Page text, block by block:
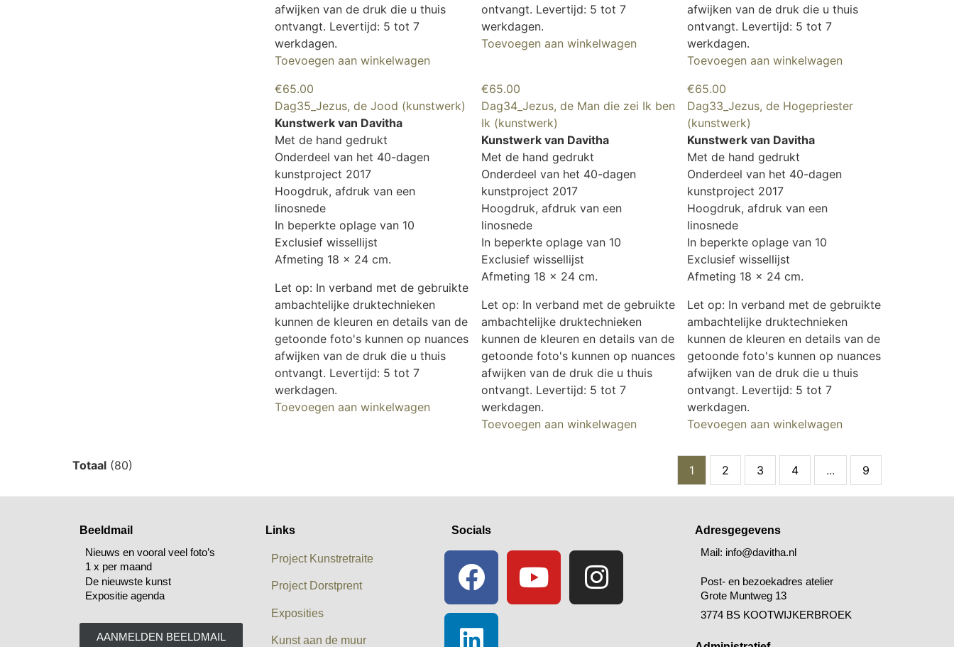
afwijken van de druk die u thuis
ontvangt. Levertijd: 5 tot 7
werkdagen.
Toevoegen aan winkelwagen
ontvangt. Levertijd: 5 tot 7
werkdagen.
Toevoegen aan winkelwagen
afwijken van de druk die u thuis
ontvangt. Levertijd: 5 tot 7
werkdagen.
Toevoegen aan winkelwagen
€65.00
Dag35_Jezus, de Jood (kunstwerk)
Kunstwerk van Davitha
Met de hand gedrukt
Onderdeel van het 40-dagen
kunstproject 2017
Hoogdruk, afdruk van een
linosnede
In beperkte oplage van 10
Exclusief wissellijst
Afmeting 18 x 24 cm.
Let op: In verband met de gebruikte
ambachtelijke druktechnieken
kunnen de kleuren en details van de
getoonde foto's kunnen op nuances
afwijken van de druk die u thuis
ontvangt. Levertijd: 5 tot 7
werkdagen.
Toevoegen aan winkelwagen
€65.00
Dag34_Jezus, de Man die zei Ik ben
Ik (kunstwerk)
Kunstwerk van Davitha
Met de hand gedrukt
Onderdeel van het 40-dagen
kunstproject 2017
Hoogdruk, afdruk van een
linosnede
In beperkte oplage van 10
Exclusief wissellijst
Afmeting 18 x 24 cm.
Let op: In verband met de gebruikte
ambachtelijke druktechnieken
kunnen de kleuren en details van de
getoonde foto's kunnen op nuances
afwijken van de druk die u thuis
ontvangt. Levertijd: 5 tot 7
werkdagen.
Toevoegen aan winkelwagen
€65.00
Dag33_Jezus, de Hogepriester
(kunstwerk)
Kunstwerk van Davitha
Met de hand gedrukt
Onderdeel van het 40-dagen
kunstproject 2017
Hoogdruk, afdruk van een
linosnede
In beperkte oplage van 10
Exclusief wissellijst
Afmeting 18 x 24 cm.
Let op: In verband met de gebruikte
ambachtelijke druktechnieken
kunnen de kleuren en details van de
getoonde foto's kunnen op nuances
afwijken van de druk die u thuis
ontvangt. Levertijd: 5 tot 7
werkdagen.
Toevoegen aan winkelwagen
Totaal (80) 1 2 3 4 ... 9
Beeldmail
Nieuws en vooral veel foto’s
1 x per maand
De nieuwste kunst
Expositie agenda
AANMELDEN BEELDMAIL
Links
Project Kunstretraite
Project Dorstprent
Exposities
Kunst aan de muur
Socials
Adresgegevens
Mail: info@davitha.nl
Post- en bezoekadres atelier
Grote Muntweg 13
3774 BS KOOTWIJKERBROEK